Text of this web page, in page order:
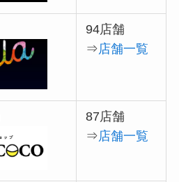
94店舗
⇒店舗一覧
87店舗
⇒店舗一覧